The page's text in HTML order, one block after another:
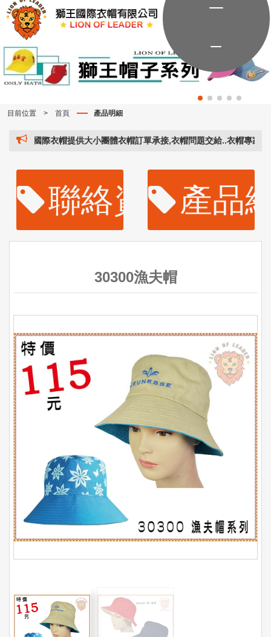
目前位置 > 首頁 產品明細
王國際衣帽提供大小團體衣帽訂單承接,衣帽問題交給..衣帽專家..。
聯絡資訊產品
30300漁夫帽